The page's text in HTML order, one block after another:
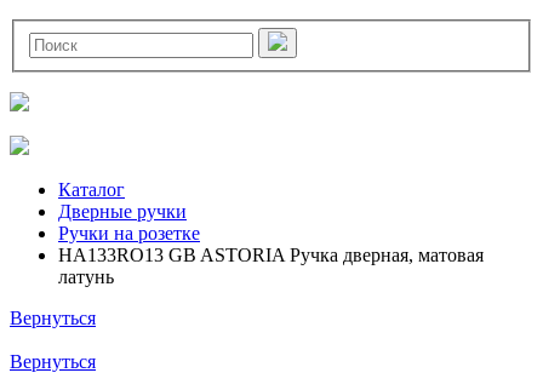
Каталог
Дверные ручки
Ручки на розетке
HA133RO13 GB ASTORIA Ручка дверная, матовая
латунь
Вернуться
Вернуться